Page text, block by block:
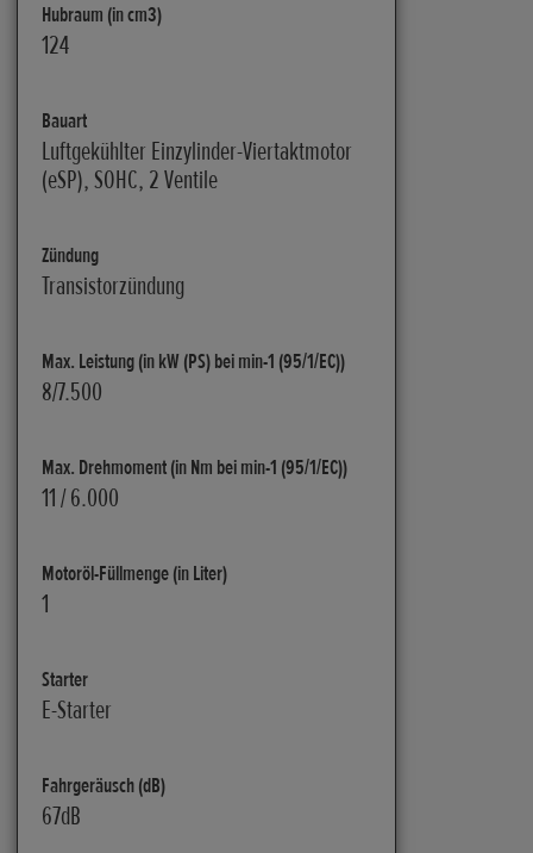
Hubraum (in cm3)
124
Bauart
Luftgekühlter Einzylinder-Viertaktmotor
(eSP), SOHC, 2 Ventile
Zündung
Transistorzündung
Max. Leistung (in kW (PS) bei min-1 (95/1/EC))
8/7.500
Max. Drehmoment (in Nm bei min-1 (95/1/EC))
11 / 6.000
Motoröl-Füllmenge (in Liter)
1
Starter
E-Starter
Fahrgeräusch (dB)
67dB